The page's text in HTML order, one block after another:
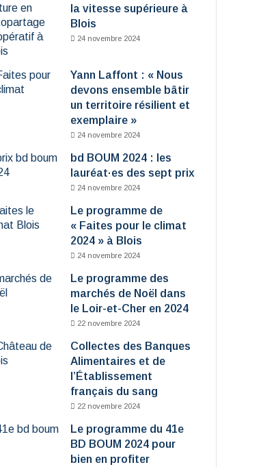
la vitesse supérieure à
Blois
24 novembre 2024
Yann Laffont : « Nous
devons ensemble bâtir
un territoire résilient et
exemplaire »
24 novembre 2024
bd BOUM 2024 : les
lauréat·es des sept prix
24 novembre 2024
Le programme de
« Faites pour le climat
2024 » à Blois
24 novembre 2024
Le programme des
marchés de Noël dans
le Loir-et-Cher en 2024
22 novembre 2024
Collectes des Banques
Alimentaires et de
l’Établissement
français du sang
22 novembre 2024
Le programme du 41e
BD BOUM 2024 pour
bien en profiter